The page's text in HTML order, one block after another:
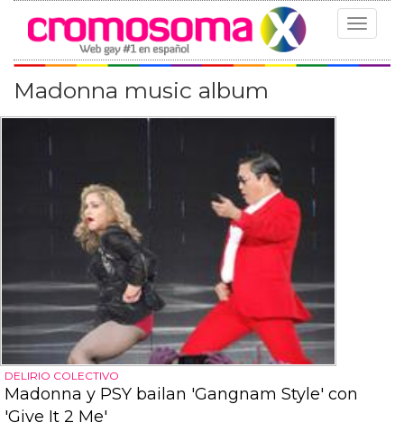
Toggle
Madonna music album
DELIRIO COLECTIVO
Madonna y PSY bailan 'Gangnam Style' con
'Give It 2 Me'